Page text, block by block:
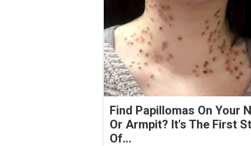
Find Papillomas On Your
Or Armpit? It's The First
Of...